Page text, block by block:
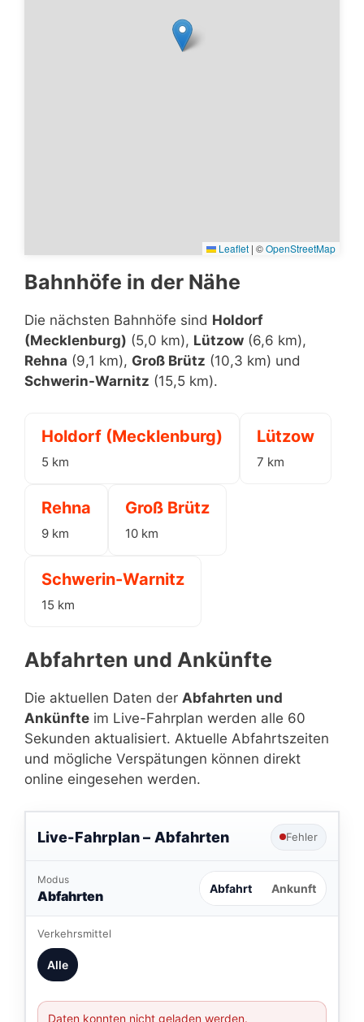
Leaflet | ©OpenStreetMap
Bahnhöfe in der Nähe
Die nächsten Bahnhöfe sind Holdorf
(Mecklenburg) (5,0 km), Lützow (6,6 km),
Rehna (9,1 km), Groß Brütz (10,3 km) und
Schwerin-Warnitz (15,5 km).
Holdorf (Mecklenburg)
5 km
Lützow
7 km
Rehna
9 km
Groß Brütz
10 km
Schwerin-Warnitz
15 km
Abfahrten und Ankünfte
Die aktuellen Daten der Abfahrten und
Ankünfte im Live-Fahrplan werden alle 60
Sekunden aktualisiert. Aktuelle Abfahrtszeiten
und mögliche Verspätungen können direkt
online eingesehen werden.
Live-Fahrplan – Abfahrten Fehler
Modus
Abfahrten Abfahrt Ankunft
Verkehrsmittel
Alle
Daten konnten nicht geladen werden.